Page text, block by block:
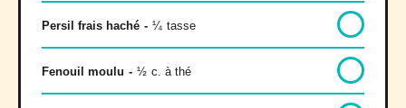
Persil frais haché - ¼ tasse
Fenouil moulu - ½ c. à thé